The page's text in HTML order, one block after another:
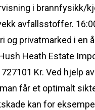
i brannfysikk/
avfallsstoffer.
privatmarked i en
Heath Estate
Kr. Ved hjelp
får et optimalt
kan for